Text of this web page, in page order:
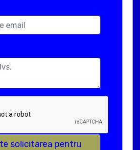
solicitarea pentru